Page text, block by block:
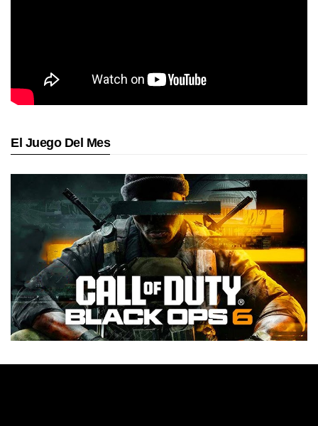
El Juego Del Mes